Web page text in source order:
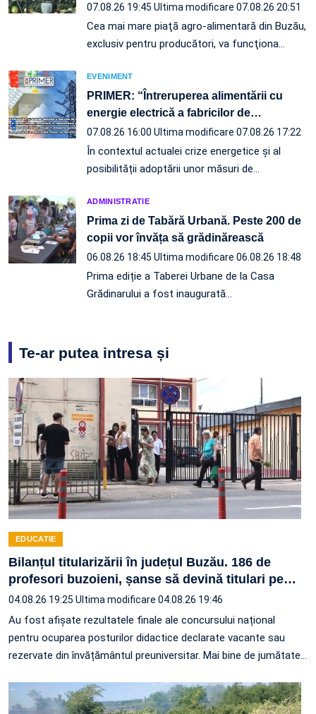
07.08.26 19:45 Ultima modificare 07.08.26 20:51
Cea mai mare piaţă agro-alimentară din Buzău,
exclusiv pentru producători, va funcţiona…
EVENIMENT
PRIMER: “Întreruperea alimentării cu
energie electrică a fabricilor de…
07.08.26 16:00 Ultima modificare 07.08.26 17:22
În contextul actualei crize energetice și al
posibilității adoptării unor măsuri de…
ADMINISTRATIE
Prima zi de Tabără Urbană. Peste 200 de
copii vor învăța să grădinărească
06.08.26 18:45 Ultima modificare 06.08.26 18:48
Prima ediție a Taberei Urbane de la Casa
Grădinarului a fost inaugurată…
Te-ar putea intresa și
EDUCATIE
Bilanțul titularizării în județul Buzău. 186 de
profesori buzoieni, șanse să devină titulari pe…
04.08.26 19:25 Ultima modificare 04.08.26 19:46
Au fost afișate rezultatele finale ale concursului național
pentru ocuparea posturilor didactice declarate vacante sau
rezervate din învățământul preuniversitar. Mai bine de jumătate…